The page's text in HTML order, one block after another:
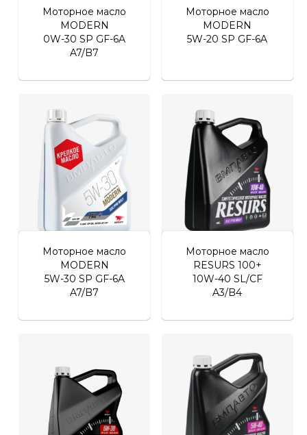
Моторное масло
MODERN
0W-30 SP GF-6A
A7/B7
Моторное масло
MODERN
5W-20 SP GF-6A
Моторное масло
MODERN
5W-30 SP GF-6A
A7/B7
Моторное масло
RESURS 100+
10W-40 SL/CF
A3/B4